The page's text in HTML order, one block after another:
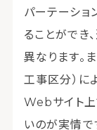
パーテーショ
ることができ
異なります。
工事区分）に
Webサイト
いのが実情で